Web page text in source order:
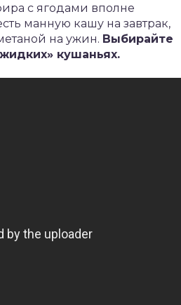
с ягодами вполне
манную кашу на завтрак,
на ужин. Выбирайте
кушаньях.